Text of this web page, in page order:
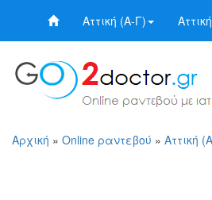
Αττική (Α-Γ)
Αρχική » Online ραντεβού » Αττική